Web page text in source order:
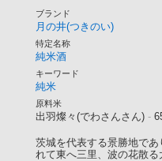
ブランド
月の井(つきのい)
特定名称
純米酒
キーワード
純米
原料米
出羽燦々(でわさんさん) -
茨城を代表する景勝地で
れて東へ三里、波の花散